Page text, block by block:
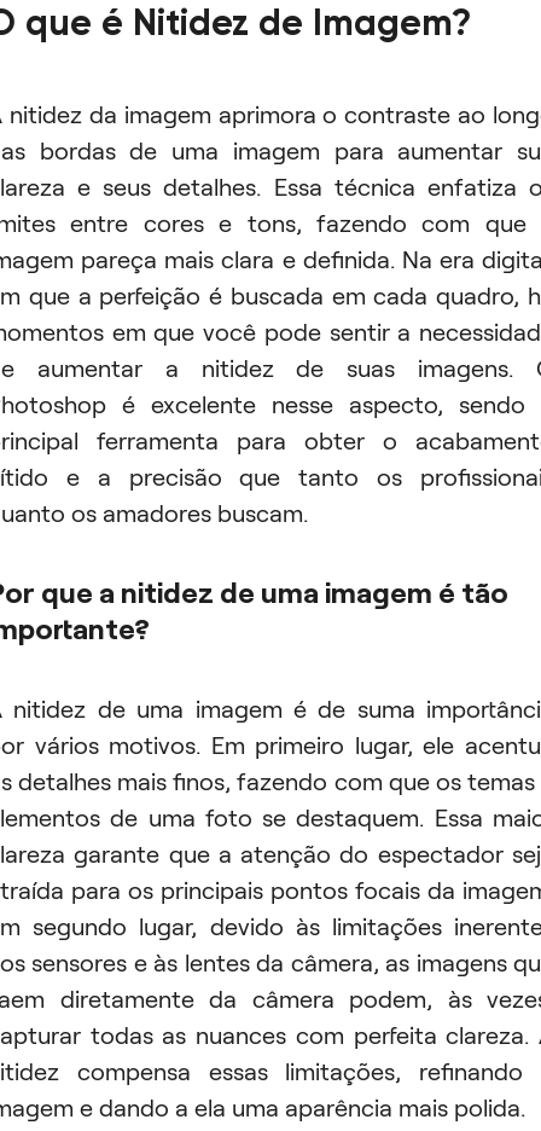
que é Nitidez de Imagem?
nitidez da imagem aprimora o contraste ao
bordas de uma imagem para aumentar
e seus detalhes. Essa técnica enfatiza
entre cores e tons, fazendo com que
pareça mais clara e definida. Na era
que a perfeição é buscada em cada quadro,
em que você pode sentir a
aumentar a nitidez de suas imagens.
é excelente nesse aspecto, sendo
ferramenta para obter o
e a precisão que tanto os
os amadores buscam.
que a nitidez de uma imagem é tão
nitidez de uma imagem é de suma
vários motivos. Em primeiro lugar, ele
detalhes mais finos, fazendo com que os temas
de uma foto se destaquem. Essa
garante que a atenção do espectador
para os principais pontos focais da
segundo lugar, devido às limitações
sensores e às lentes da câmera, as imagens
diretamente da câmera podem, às
todas as nuances com perfeita clareza.
compensa essas limitações, refinando
e dando a ela uma aparência mais polida.